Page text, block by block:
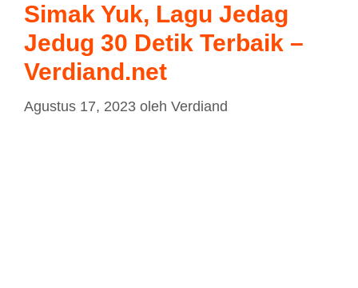
Simak Yuk, Lagu Jedag
Jedug 30 Detik Terbaik –
Verdiand.net
Agustus 17, 2023 oleh Verdiand